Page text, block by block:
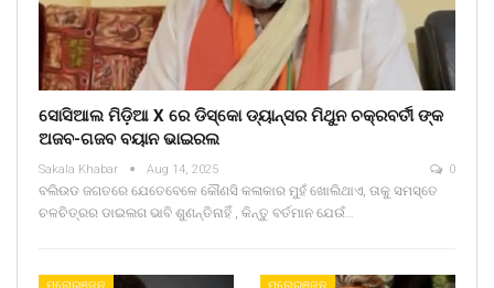
ସୋସିଆଲ ମିଡ଼ିଆ X ରେ ଡିସ୍କୋ ଡ୍ୟାନ୍ସର ମିଥୁନ ଚକ୍ରବର୍ତୀ ଙ୍କ
ଅଜବ-ଗଜବ ବୟାନ ଭାଇରଲ
Sakala Khabar Aug 14, 2025 0
ବଲିଉଡ ଜଗତରେ ଯେତେବେଳେ କୌଣସି କଳାକାର ମୁହଁ ଖୋଲିଥାଏ, ତାକୁ ସମସ୍ତେ
ଚଳଚିତ୍ରର ଡାଇଲଗ ଭାବି ଶୁଣନ୍ତିନାହିଁ , କିନ୍ତୁ ବର୍ତମାନ ଯେଉଁ…
ମନୋରଞ୍ଜନ ମନୋରଞ୍ଜନ